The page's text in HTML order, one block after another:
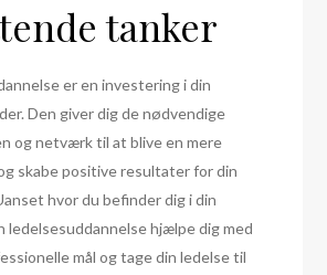
tanker
er en investering i din
Den giver dig de nødvendige
og netværk til at blive en mere
skabe positive resultater for din
hvor du befinder dig i din
ledelsesuddannelse hjælpe dig med
mål og tage din ledelse til